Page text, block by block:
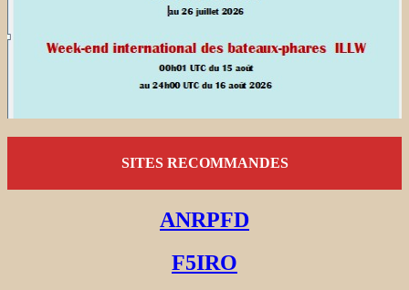
SITES RECOMMANDES
ANRPFD
F5IRO